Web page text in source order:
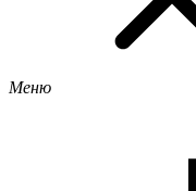
Меню